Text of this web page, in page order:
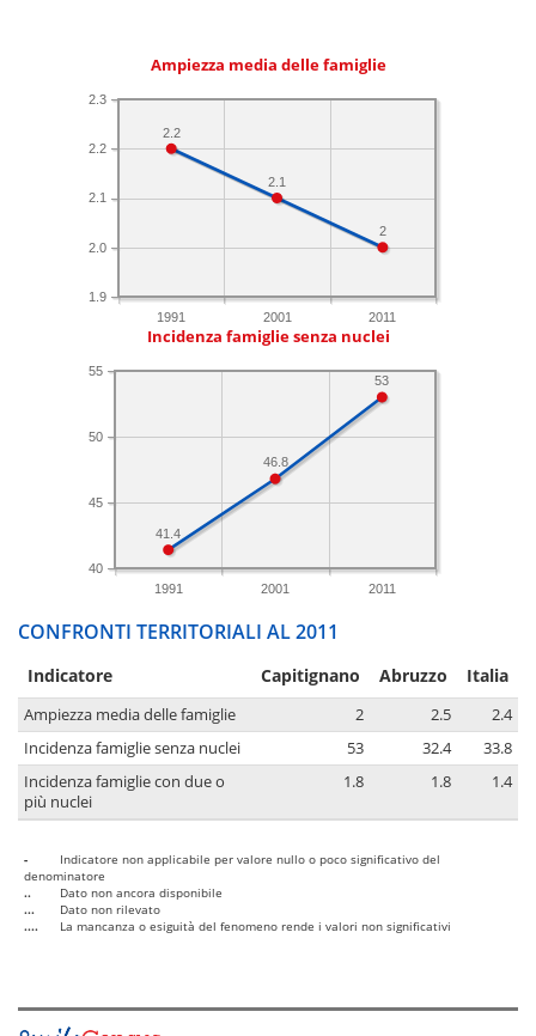
Ampiezza media delle famiglie
1991 2001 2011
1.9
2.0
2.1
2.2
2.3
2
2.1
2.2
Incidenza famiglie senza nuclei
1991 2001 2011
40
45
50
55
53
46.8
41.4
CONFRONTI TERRITORIALI AL 2011
Indicatore Capitignano Abruzzo Italia
Ampiezza media delle famiglie 2 2.5
2.4
Incidenza famiglie senza nuclei
53 32.4
33.8
Incidenza famiglie con due o
più nuclei
1.8 1.8 1.4
-
Indicatore non applicabile per valore nullo o poco significativo del
denominatore
..
Dato non ancora disponibile
...
Dato non rilevato
....
La mancanza o esiguità del fenomeno rende i valori non significativi